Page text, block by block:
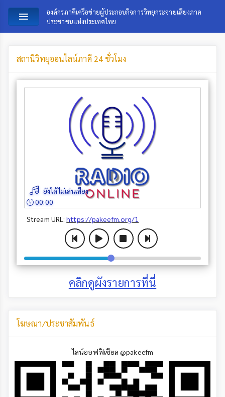
องค์กรภาคีเครือข่ายผู้ประกอบกิจการวิทยุกระจายเสียงภาค
ประชาชนแห่งประเทศไทย
สถานีวิทยุออนไลน์ภาคี 24 ชั่วโมง
ยังได้ไม่เล่นเสียง
00:00
Stream URL:https://pakeefm.org/1
คลิกดูผังรายการที่นี่
โฆษณา/ประชาสัมพันธ์
ไลน์ออฟฟิเชียล @pakeefm